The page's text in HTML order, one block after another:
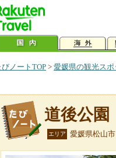
びノートTOP > 愛媛県の観光スポ
道後公園
エリア 愛媛県松山市